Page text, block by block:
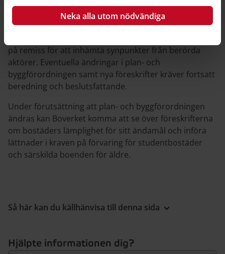
Neka alla utom nödvändiga
nu regeringen som avgör om och hur Boverkets
förslag ska tas vidare.
på remiss för att inhämta synpunkter från berörda
aktörer. Eventuella ändringar i plan- och
byggförordningen samt nya föreskrifter kräver fortsatt
beredning och beslutsfattande.
Under förutsättning att plan- och byggförordningen
ändras kan Boverket komma att se över föreskrifterna
om bostäders lämplighet för sitt ändamål och införa
lättnader i kraven på förvaring för studentbostäder
och särskilda boenden för äldre.
Så här kan du källhänvisa till denna sida
Hjälpte informationen dig?